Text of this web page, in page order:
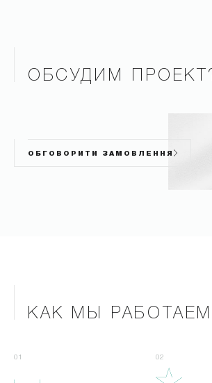
ОБСУДИМ
ОБГОВОРИТИ ЗАМОВЛЕННЯ
КАК МЫ РАБОТАЕМ
01 02